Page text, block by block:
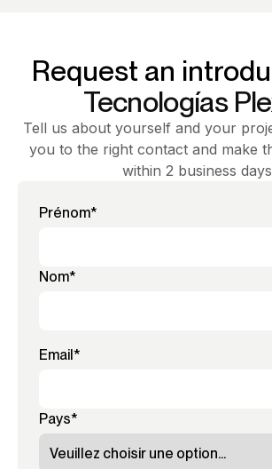
Request an
Tecnologías
Tell us about yourself and your
you to the right contact and make
within 2 business
Prénom*
Nom*
Email *
Pays*